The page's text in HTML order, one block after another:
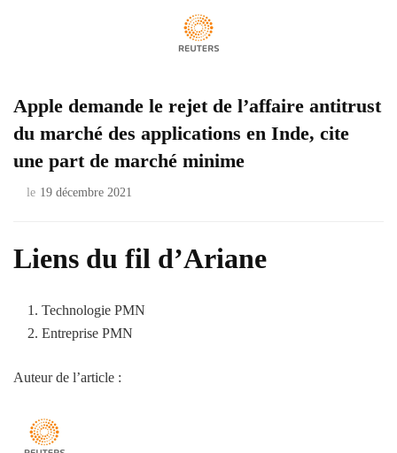
Apple demande le rejet de l’affaire antitrust
du marché des applications en Inde, cite
une part de marché minime
le 19 décembre 2021
Liens du fil d’Ariane
Technologie PMN
Entreprise PMN
Auteur de l’article :